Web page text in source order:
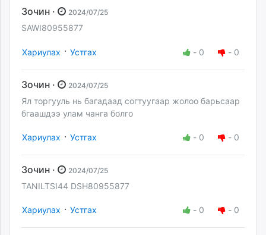
Зочин · 2024/07/25
SAWI80955877
Хариулах · Устгах - 0 - 0
Зочин · 2024/07/25
Ял торгууль нь багадаад согтуугаар жолоо барьсаар
бгаашдээ улам чанга болго
Хариулах · Устгах - 0 - 0
Зочин · 2024/07/25
TANILTSI44 DSH80955877
Хариулах · Устгах - 0 - 0